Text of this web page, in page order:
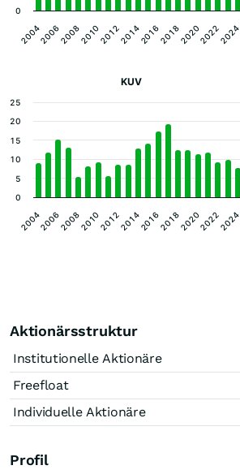
2004 2010 2016 2022
20062008 20122014 20182020 2024
0
KUV
2004 2010 2016 2022
20062008 20122014 20182020 2024
0
5
10
15
20
25
Aktionärsstruktur
Institutionelle Aktionäre
Freefloat
Individuelle Aktionäre
Profil